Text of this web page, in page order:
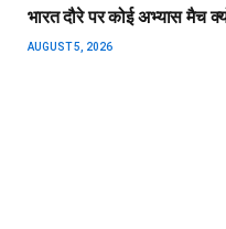
भारत दौरे पर कोई अभ्यास मैच
AUGUST 5, 2026